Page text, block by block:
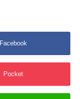
Facebook
Pocket